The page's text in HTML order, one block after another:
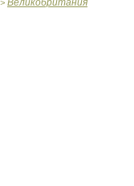
> Великобритания